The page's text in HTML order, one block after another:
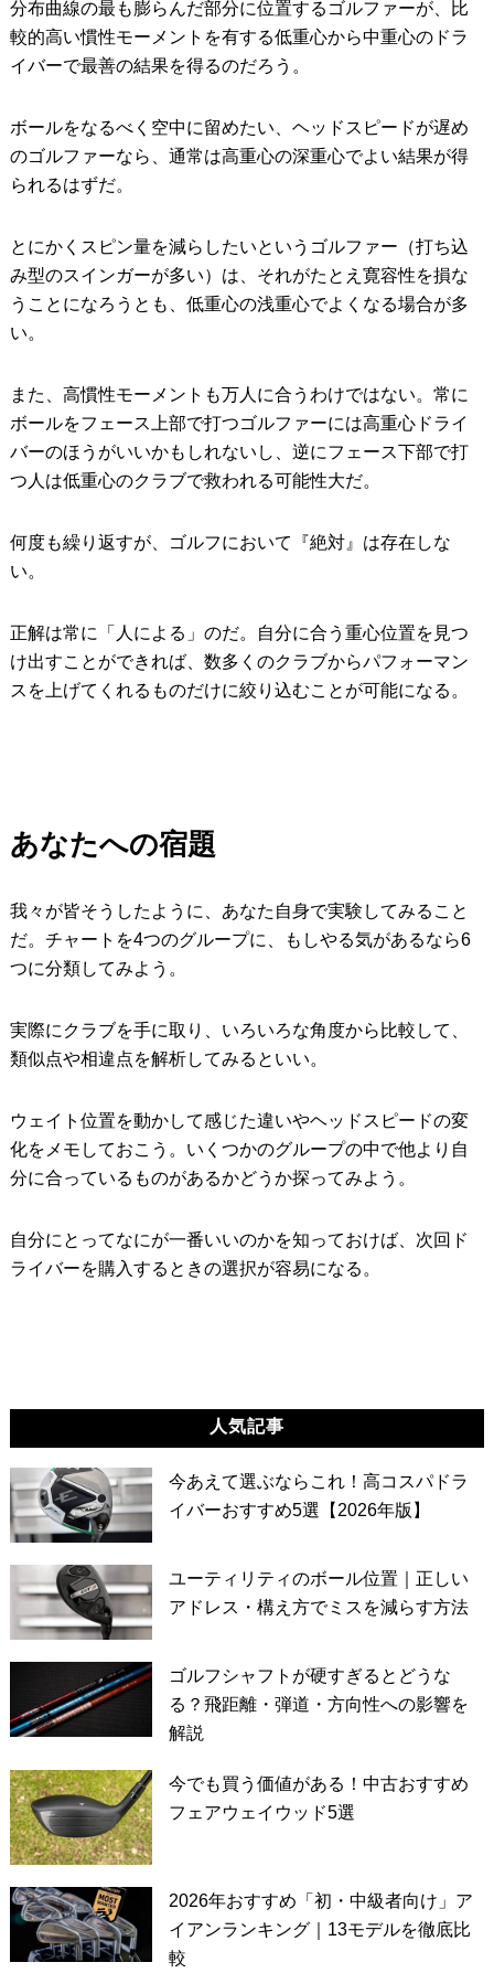
分布曲線の最も膨らんだ部分に位置するゴルファーが、比
較的高い慣性モーメントを有する低重心から中重心のドラ
イバーで最善の結果を得るのだろう。
ボールをなるべく空中に留めたい、ヘッドスピードが遅め
のゴルファーなら、通常は高重心の深重心でよい結果が得
られるはずだ。
とにかくスピン量を減らしたいというゴルファー（打ち込
み型のスインガーが多い）は、それがたとえ寛容性を損な
うことになろうとも、低重心の浅重心でよくなる場合が多
い。
また、高慣性モーメントも万人に合うわけではない。常に
ボールをフェース上部で打つゴルファーには高重心ドライ
バーのほうがいいかもしれないし、逆にフェース下部で打
つ人は低重心のクラブで救われる可能性大だ。
何度も繰り返すが、ゴルフにおいて『絶対』は存在しな
い。
正解は常に「人による」のだ。自分に合う重心位置を見つ
け出すことができれば、数多くのクラブからパフォーマン
スを上げてくれるものだけに絞り込むことが可能になる。
あなたへの宿題
我々が皆そうしたように、あなた自身で実験してみること
だ。チャートを4つのグループに、もしやる気があるなら6
つに分類してみよう。
実際にクラブを手に取り、いろいろな角度から比較して、
類似点や相違点を解析してみるといい。
ウェイト位置を動かして感じた違いやヘッドスピードの変
化をメモしておこう。いくつかのグループの中で他より自
分に合っているものがあるかどうか探ってみよう。
自分にとってなにが一番いいのかを知っておけば、次回ド
ライバーを購入するときの選択が容易になる。
人気記事
今あえて選ぶならこれ！高コスパドラ
イバーおすすめ5選【2026年版】
ユーティリティのボール位置｜正しい
アドレス・構え方でミスを減らす方法
ゴルフシャフトが硬すぎるとどうな
る？飛距離・弾道・方向性への影響を
解説
今でも買う価値がある！中古おすすめ
フェアウェイウッド5選
2026年おすすめ「初・中級者向け」ア
イアンランキング｜13モデルを徹底比
較